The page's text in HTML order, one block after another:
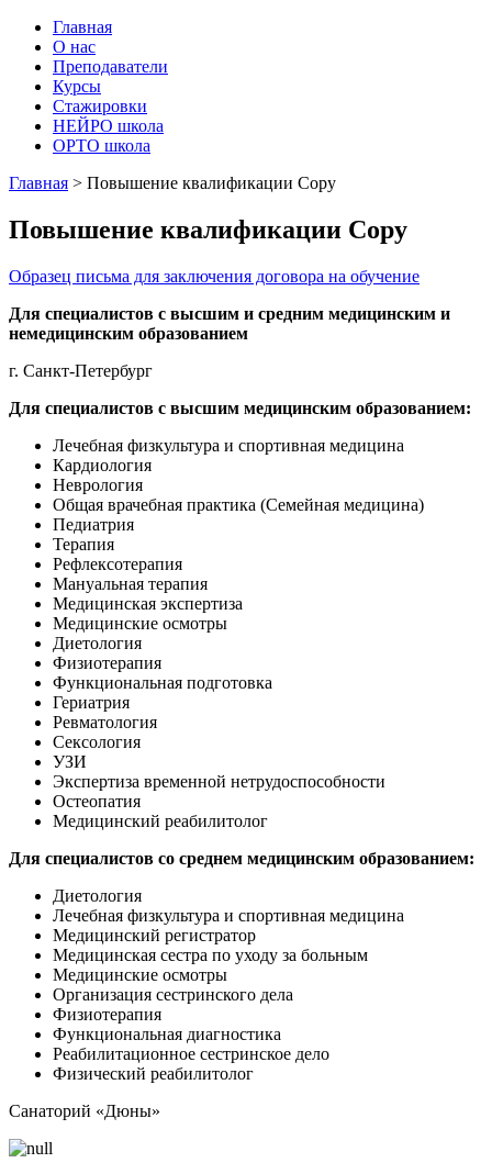
Главная
О нас
Преподаватели
Курсы
Стажировки
НЕЙРО школа
ОРТО школа
Главная > Повышение квалификации Copy
Повышение квалификации Copy
Образец письма для заключения договора на обучение
Для специалистов с высшим и средним медицинским и
немедицинским образованием
г. Санкт-Петербург
Для специалистов с высшим медицинским образованием:
Лечебная физкультура и спортивная медицина
Кардиология
Неврология
Общая врачебная практика (Семейная медицина)
Педиатрия
Терапия
Рефлексотерапия
Мануальная терапия
Медицинская экспертиза
Медицинские осмотры
Диетология
Физиотерапия
Функциональная подготовка
Гериатрия
Ревматология
Сексология
УЗИ
Экспертиза временной нетрудоспособности
Остеопатия
Медицинский реабилитолог
Для специалистов со среднем медицинским образованием:
Диетология
Лечебная физкультура и спортивная медицина
Медицинский регистратор
Медицинская сестра по уходу за больным
Медицинские осмотры
Организация сестринского дела
Физиотерапия
Функциональная диагностика
Реабилитационное сестринское дело
Физический реабилитолог
Санаторий «Дюны»